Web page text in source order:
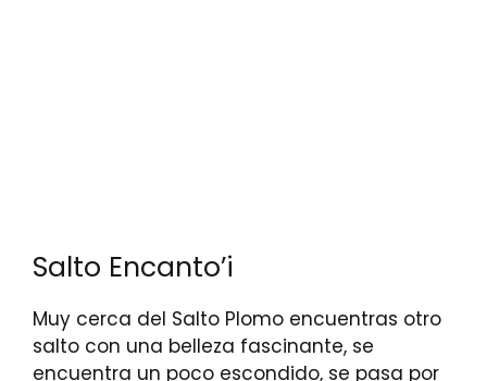
Salto Encanto’i
Muy cerca del Salto Plomo encuentras otro
salto con una belleza fascinante, se
encuentra un poco escondido, se pasa por